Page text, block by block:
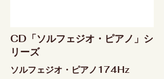
CD「ソルフェジオ・ピアノ」シ
リーズ
ソルフェジオ・ピアノ174Hz